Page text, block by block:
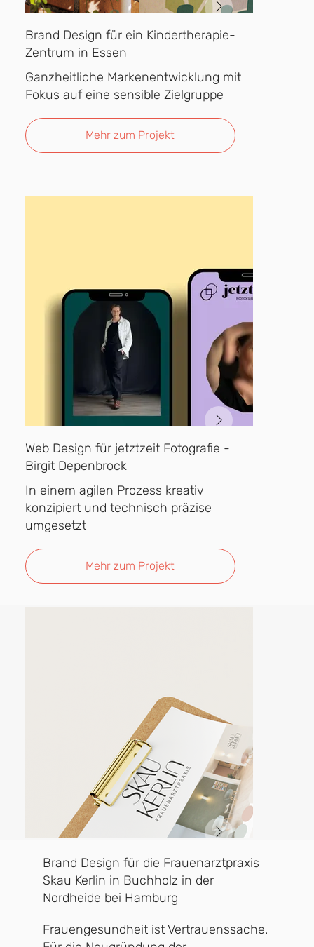
Brand Design für ein Kindertherapie-
Zentrum in Essen
Ganzheitliche Markenentwicklung mit
Fokus auf eine sensible Zielgruppe
Mehr zum Projekt
Web Design für jetztzeit Fotografie -
Birgit Depenbrock
In einem agilen Prozess kreativ
konzipiert und technisch präzise
umgesetzt
Mehr zum Projekt
Brand Design für die Frauenarztpraxis
Skau Kerlin in Buchholz in der
Nordheide bei Hamburg
Frauengesundheit ist Vertrauenssache.